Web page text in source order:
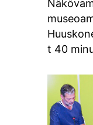
t 40